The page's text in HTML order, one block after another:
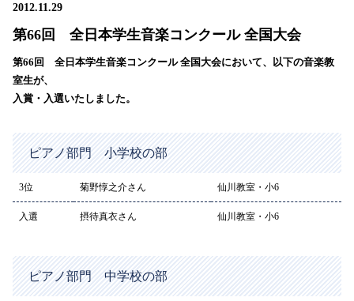
2012.11.29
第66回 全日本学生音楽コンクール 全国大会
第66回 全日本学生音楽コンクール 全国大会において、以下の音楽教
室生が、
入賞・入選いたしました。
ピアノ部門 小学校の部
3位 菊野惇之介さん 仙川教室・小6
入選 摂待真衣さん 仙川教室・小6
ピアノ部門 中学校の部